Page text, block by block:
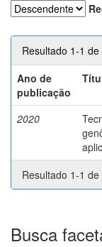
Resultado 1-1 de
Ano de
publicação
2020
Resultado 1-1 de
Busca